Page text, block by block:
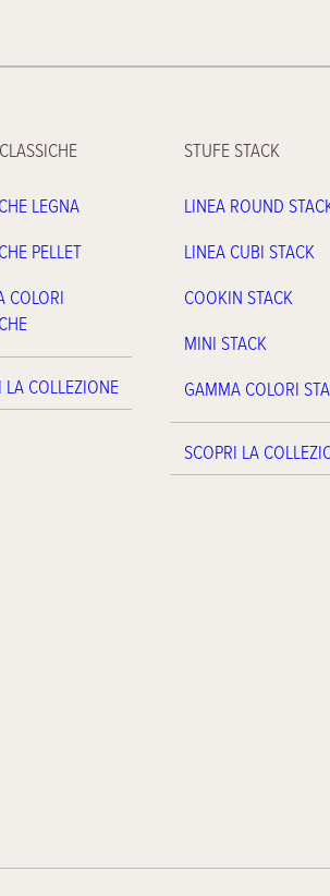
LEGNA
PELLET
COLORI
LA COLLEZIONE
STUFE STACK
LINEA ROUND
LINEA CUBI STACK
COOKIN STACK
MINI STACK
GAMMA COLORI
SCOPRI LA